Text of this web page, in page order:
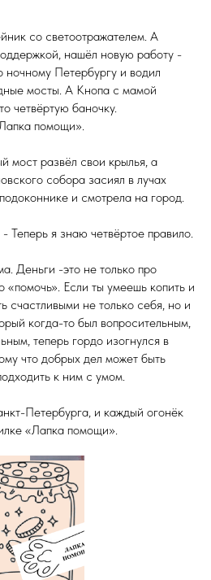
со светоотражателем. А
нашёл новую работу -
ночному Петербургу и водил
мосты. А Кнопа с мамой
четвёртую баночку.
помощи».
мост развёл свои крылья, а
собора засиял в лучах
и смотрела на город.
Теперь я знаю четвёртое правило.
Деньги -это не только про
«помочь». Если ты умеешь копить и
счастливыми не только себя, но и
когда-то был вопросительным,
теперь гордо изогнулся в
что добрых дел может быть
к ним с умом.
Петербурга, и каждый огонёк
«Лапка помощи».